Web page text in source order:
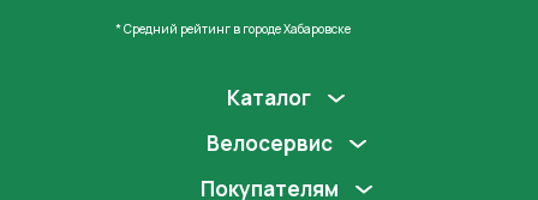
* Средний рейтинг в городе Хабаровске
Каталог
Велосервис
Покупателям